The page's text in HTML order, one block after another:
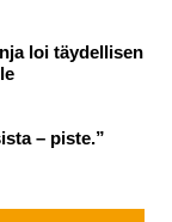
loi täydellisen
– piste.”